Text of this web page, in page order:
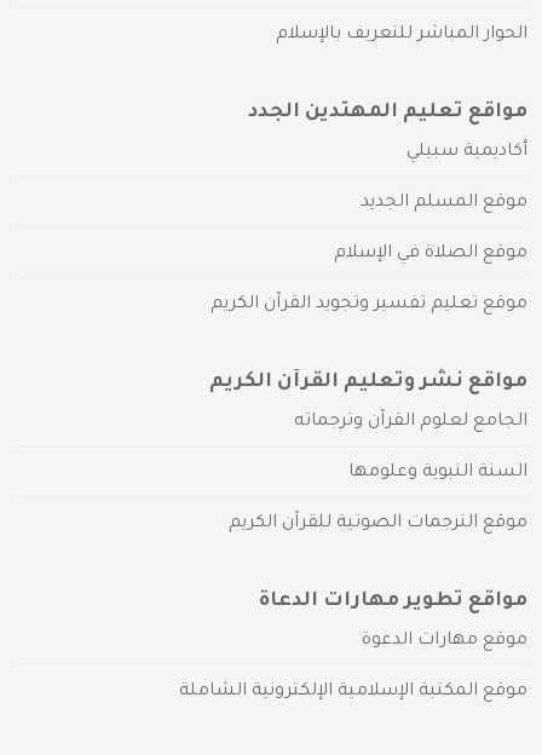
الحوار المباشر للتعريف بالإسلام
مواقع تعليم المهتدين الجدد
أكاديمية سبيلي
موقع المسلم الجديد
موقع الصلاة في الإسلام
موقع تعليم تفسير وتجويد القرآن الكريم
مواقع نشر وتعليم القرآن الكريم
الجامع لعلوم القرآن وترجماته
السنة النبوية وعلومها
موقع الترجمات الصوتية للقرآن الكريم
مواقع تطوير مهارات الدعاة
موقع مهارات الدعوة
موقع المكتبة الإسلامية الإلكترونية الشاملة